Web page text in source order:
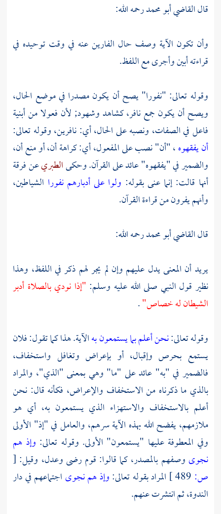
قالالقاضي أبو محمدرحمه الله:
وأن تكون الآية وصف حال الفارين عنه في وقت توحيده في
قراءته أبين وأجرى مع اللفظ.
وقوله تعالى: "نفورا" يصح أن يكون مصدرا في موضع الحال،
ويصح أن يكون جمع نافر، كشاهد وشهود; لأن فعولا من أبنية
فاعل في الصفات، ونصبه على الحال، أي: نافرين، وقوله تعالى:
أن يفقهوه، "أن" نصب على المفعول، أي: كراهة أن، أو منع أن،
والضمير في "يفقهوه" عائد على القرآن. وحكىالطبريعن فرقة
أنها قالت: إنما عنى بقوله: ولوا على أدبارهم نفورا الشياطين،
وأنهم يفرون من قراءة القرآن.
قالالقاضي أبو محمدرحمه الله:
يريد أن المعنى يدل عليهم وإن لم يجر لهم ذكر في اللفظ، وهذا
نظير قول النبي صلى الله عليه وسلم: "إذا نودي بالصلاة أدبر
الشيطان له خصاص".
وقوله تعالى:نحن أعلم بما يستمعون بهالآية. هذا كما تقول: فلان
يستمع بحرص وإقبال، أو بإعراض وتغافل واستخفاف،
فالضمير في "به" عائد على "ما" وهي بمعنى "الذي"، والمراد
بالذي ما ذكرناه من الاستخفاف والإعراض، فكأنه قال: نحن
أعلم بالاستخفاف والاستهزاء الذي يستمعون به، أي هو
ملازمهم، يفضح الله بهذه الآية سرهم، والعامل في "إذ" الأولى
وفي المعطوفة عليها "يستمعون" الأولى. وقوله تعالى: وإذ هم
نجوى وصفهم بالمصدر، كما قالوا: قوم رضى وعدل، وقيل: [
ص:
المراد بقوله تعالى:وإذ هم نجوى اجتماعهم فيدار
الندوة،ثم انتشرت عنهم.